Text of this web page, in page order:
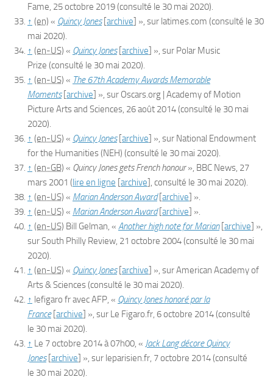
Fame, 25 octobre 2019(consulté le 30 mai 2020).
↑ (en) « Quincy Jones[archive] », sur latimes.com (consulté le 30
mai 2020).
↑ (en-US) « Quincy Jones[archive] », sur Polar Music
Prize (consulté le 30 mai 2020).
↑ (en-US) « The 67th Academy Awards Memorable
Moments[archive] », sur Oscars.org | Academy of Motion
Picture Arts and Sciences, 26 août 2014(consulté le 30 mai
2020).
↑ (en-US) « Quincy Jones[archive] », sur National Endowment
for the Humanities (NEH) (consulté le 30 mai 2020).
↑ (en-GB) « Quincy Jones gets French honour», BBC News,‎ 27
mars 2001 (lire en ligne [archive], consulté le 30 mai 2020).
↑ (en-US) « Marian Anderson Award[archive] ».
↑ (en-US) « Marian Anderson Award[archive] ».
↑ (en-US) Bill Gelman, « Another high note for Marian[archive] »,
surSouth Philly Review, 21 octobre 2004(consulté le 30 mai
2020).
↑ (en-US) « Quincy Jones[archive] », surAmerican Academy of
Arts & Sciences(consulté le 30 mai 2020).
↑ lefigaro fr avecAFP, « Quincy Jones honoré par la
France[archive] », sur Le Figaro.fr, 6 octobre 2014(consulté
le 30 mai 2020).
↑ Le 7 octobre 2014à 07h00, « Jack Lang décore Quincy
Jones[archive] », sur leparisien.fr, 7 octobre 2014(consulté
le 30 mai 2020).